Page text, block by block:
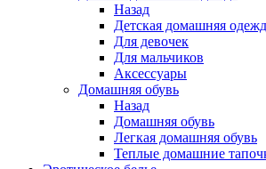
Назад
Детская домашняя
Для девочек
Для мальчиков
Аксессуары
Домашняя обувь
Назад
Домашняя обувь
Легкая домашняя обувь
Теплые домашние